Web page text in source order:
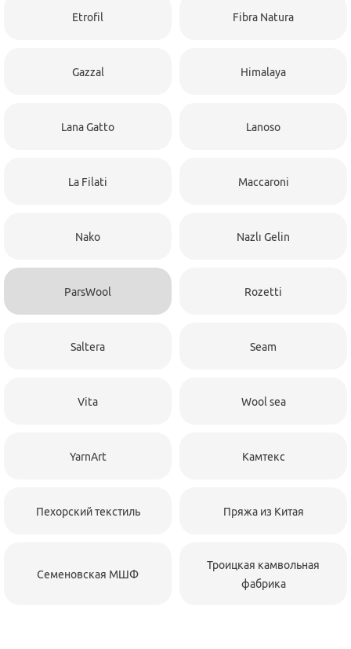
Etrofil Fibra Natura
Gazzal Himalaya
Lana Gatto Lanoso
La Filati Maccaroni
Nako Nazlı Gelin
ParsWool Rozetti
Saltera Seam
Vita Wool sea
YarnArt Камтекс
Пехорский текстиль Пряжа из Китая
Семеновская МШФ
Троицкая камвольная
фабрика